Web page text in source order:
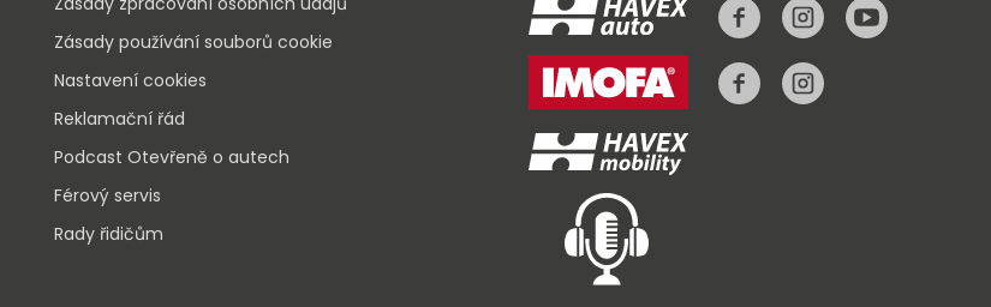
Zásady používání souborů cookie
Nastavení cookies
Reklamační řád
Podcast Otevřeně o autech
Férový servis
Rady řidičům